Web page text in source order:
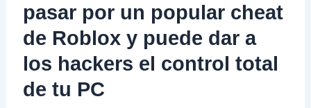
pasar por un popular cheat
de Roblox y puede dar a
los hackers el control total
de tu PC